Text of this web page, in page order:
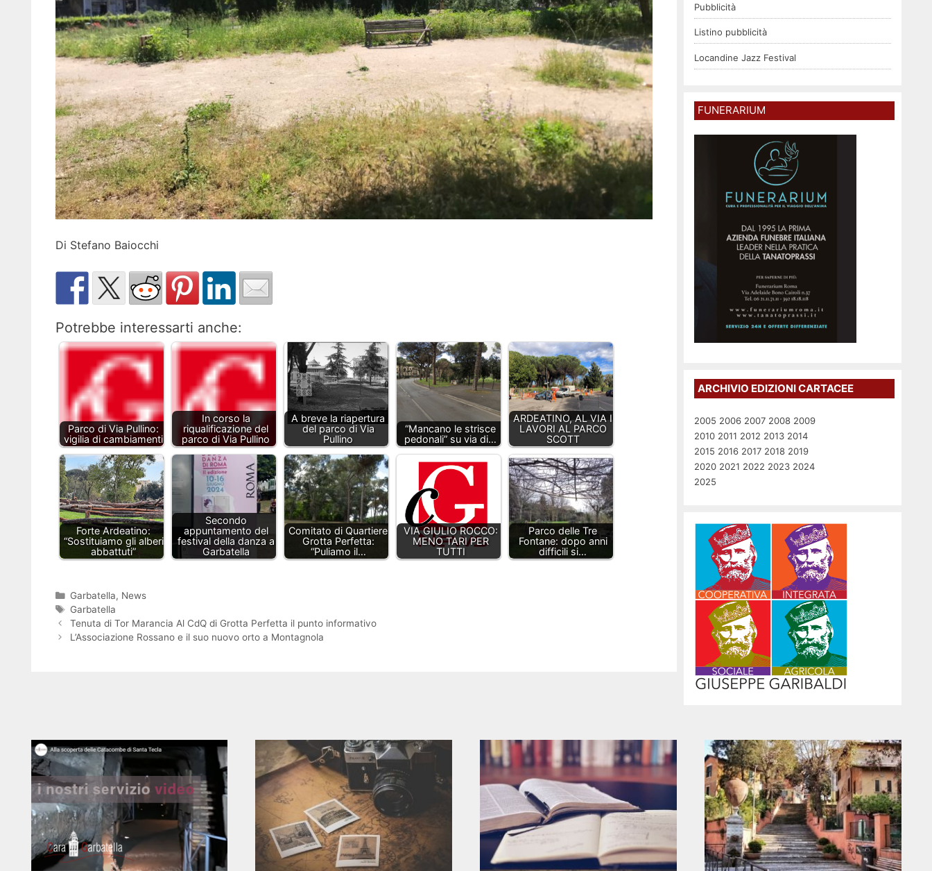
Di Stefano Baiocchi
Potrebbe interessarti anche:
Parco di Via Pullino:
vigilia di cambiamenti
In corso la
riqualificazione del
parco di Via Pullino
A breve la riapertura
del parco di Via
Pullino
“Mancano le strisce
pedonali” su via di…
ARDEATINO, AL VIA I
LAVORI AL PARCO
SCOTT
Forte Ardeatino:
“Sostituiamo gli alberi
abbattuti”
Secondo
appuntamento del
festival della danza a
Garbatella
Comitato di Quartiere
Grotta Perfetta:
“Puliamo il…
VIA GIULIO ROCCO:
MENO TARI PER
TUTTI
Parco delle Tre
Fontane: dopo anni
difficili si…
Categorie
Garbatella, News
Tag
Garbatella
Tenuta di Tor Marancia Al CdQ di Grotta Perfetta il punto informativo
L’Associazione Rossano e il suo nuovo orto a Montagnola
Pubblicità
Listino pubblicità
Locandine Jazz Festival
FUNERARIUM
ARCHIVIO EDIZIONI CARTACEE
2005 2006 2007 2008 2009
2010 2011 2012 2013 2014
2015 2016 2017 2018 2019
2020 2021 2022 2023 2024
2025